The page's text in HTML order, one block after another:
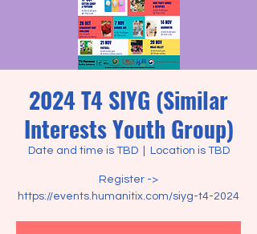
2024 T4 SIYG (Similar
Interests Youth Group)
Date and time is TBD
  |
Location is TBD
Register ->
https://events.humanitix.com/siyg-t4-2024